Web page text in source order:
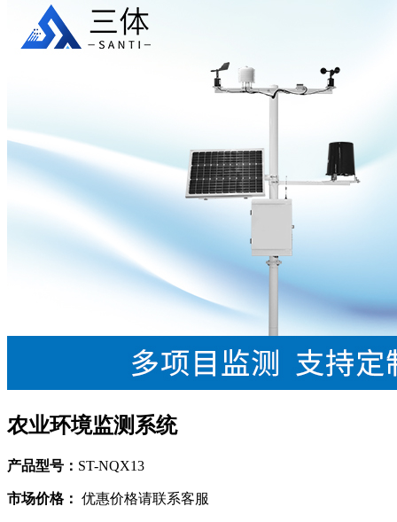
农业环境监测系统
产品型号： ST-NQX13
市场价格： 优惠价格请联系客服